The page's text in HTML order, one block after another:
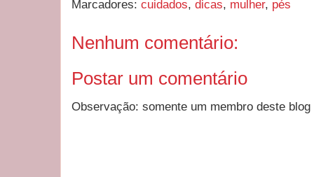
Marcadores: cuidados, dicas, mulher, pés
Nenhum comentário:
Postar um comentário
Observação: somente um membro deste